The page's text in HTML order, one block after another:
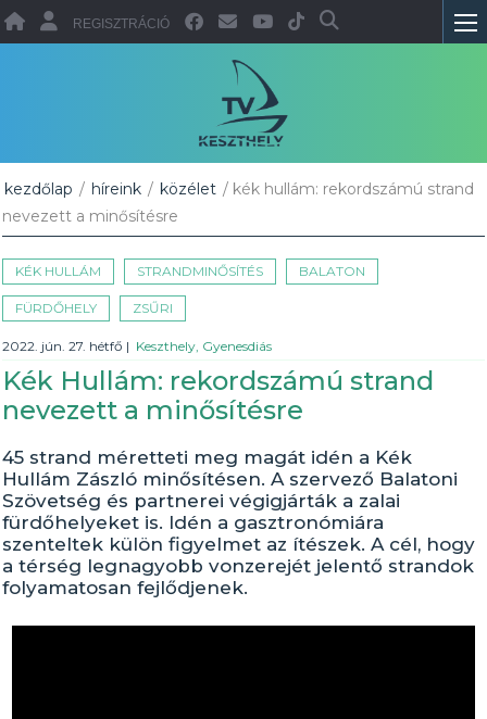
REGISZTRÁCIÓ
kezdőlap / híreink / közélet / kék hullám: rekordszámú strand
nevezett a minősítésre
KÉK HULLÁM STRANDMINŐSÍTÉS BALATON
FÜRDŐHELY ZSŰRI
2022. jún. 27. hétfő | Keszthely, Gyenesdiás
Kék Hullám: rekordszámú strand
nevezett a minősítésre
45 strand méretteti meg magát idén a Kék
Hullám Zászló minősítésen. A szervező Balatoni
Szövetség és partnerei végigjárták a zalai
fürdőhelyeket is. Idén a gasztronómiára
szenteltek külön figyelmet az ítészek. A cél, hogy
a térség legnagyobb vonzerejét jelentő strandok
folyamatosan fejlődjenek.